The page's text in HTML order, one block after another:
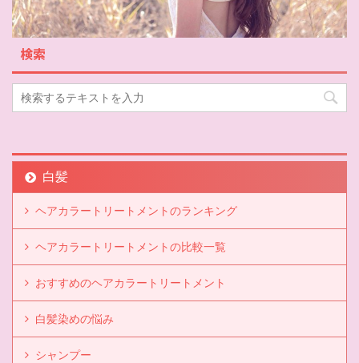
検索
白髪
ヘアカラートリートメントのランキング
ヘアカラートリートメントの比較一覧
おすすめのヘアカラートリートメント
白髪染めの悩み
シャンプー